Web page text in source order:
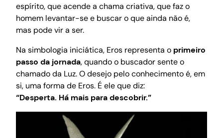
espírito, que acende a chama criativa, que faz o
homem levantar-se e buscar o que ainda não é,
mas pode vir a ser.
Na simbologia iniciática, Eros representa o primeiro
passo da jornada, quando o buscador sente o
chamado da Luz. O desejo pelo conhecimento é, em
si, uma forma de Eros. É ele que diz:
“Desperta. Há mais para descobrir.”